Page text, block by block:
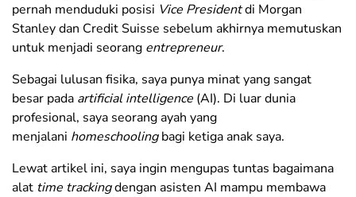
pernah menduduki posisi Vice Presidentdi Morgan
Stanley dan Credit Suisse sebelum akhirnya memutuskan
untuk menjadi seorang entrepreneur.
Sebagai lulusan fisika, saya punya minat yang sangat
besar pada artificial intelligence (AI). Di luar dunia
profesional, saya seorang ayah yang
menjalani homeschoolingbagi ketiga anak saya.
Lewat artikel ini, saya ingin mengupas tuntas bagaimana
alat time trackingdengan asisten AI mampu membawa